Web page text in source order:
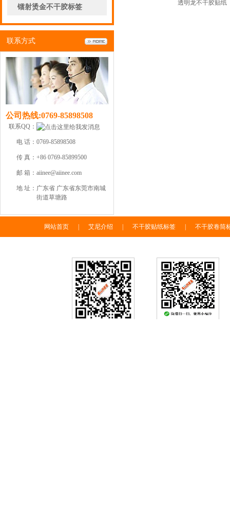
镭射烫金不干胶标签
联系方式
公司热线:0769-85898508
联系QQ：
电 话： 0769-85898508
传 真： +86 0769-85899500
邮 箱： aiinee@aiinee.com
地 址： 广东省 广东省东莞市南城
街道草塘路
透明龙不干胶贴纸
网站首页 艾尼介绍 不干胶贴纸标签 不干胶卷筒